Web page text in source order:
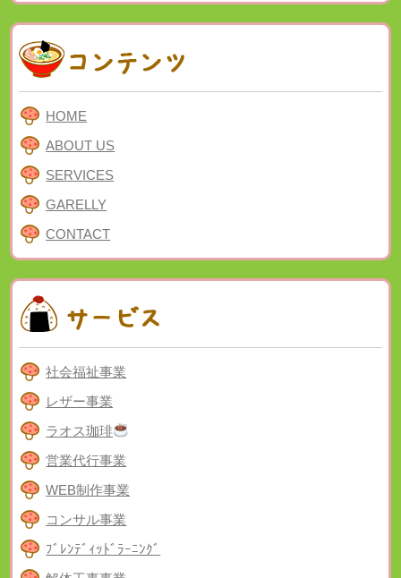
HOME
ABOUT US
SERVICES
GARELLY
CONTACT
社会福祉事業
レザー事業
ラオス珈琲
営業代行事業
WEB制作事業
コンサル事業
ﾌﾞﾚﾝﾃﾞｨｯﾄﾞﾗｰﾆﾝｸﾞ